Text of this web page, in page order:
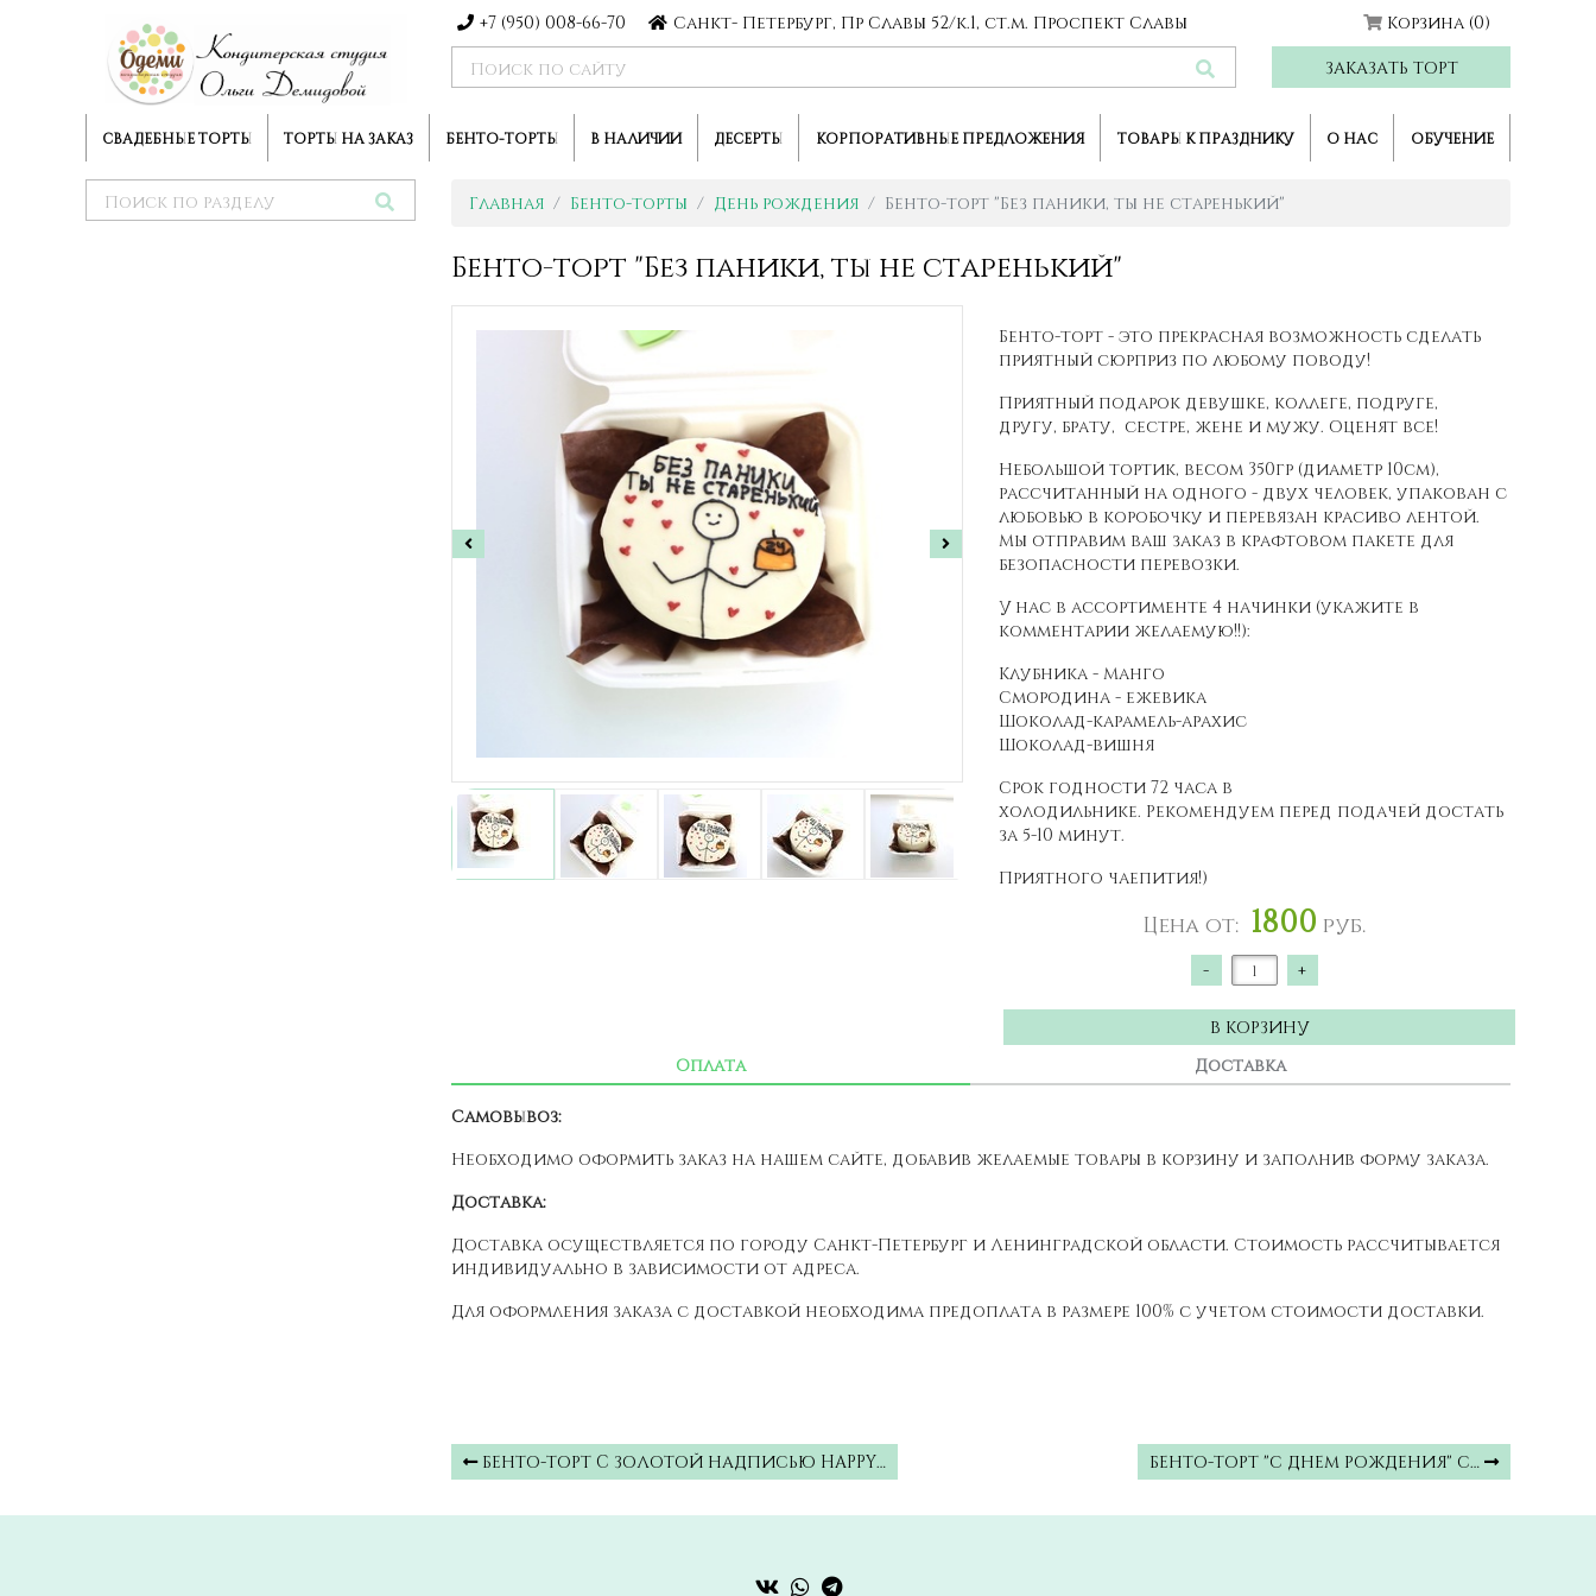
+7 (950) 008-66-70 Санкт- Петербург, Пр Славы 52/к.1, ст.м. Проспект Славы Корзина (0)
ЗАКАЗАТЬ ТОРТ
СВАДЕБНЫЕ ТОРТЫ ТОРТЫ НА ЗАКАЗ БЕНТО-ТОРТЫ В НАЛИЧИИ ДЕСЕРТЫ КОРПОРАТИВНЫЕ ПРЕДЛОЖЕНИЯ ТОВАРЫ К ПРАЗДНИКУ О НАС ОБУЧЕНИЕ
Главная Бенто-торты День рождения Бенто-торт "Без паники, ты не старенький"
Бенто-торт "Без паники, ты не старенький"
Бенто-торт - это прекрасная возможность сделать
приятный сюрприз по любому поводу!
Приятный подарок девушке, коллеге, подруге,
другу, брату, сестре, жене и мужу. Оценят все!
Небольшой тортик, весом 350гр (диаметр 10см),
рассчитанный на одного - двух человек, упакован с
любовью в коробочку и перевязан красиво лентой.
Мы отправим ваш заказ в крафтовом пакете для
безопасности перевозки.
У нас в ассортименте 4 начинки (укажите в
комментарии желаемую!!):
Клубника - Манго
Смородина - ежевика
Шоколад-карамель-арахис
Шоколад-вишня
Срок годности 72 часа в
холодильнике. Рекомендуем перед подачей достать
за 5-10 минут.
Приятного чаепития!)
Цена от: 1800 руб.
- +
В КОРЗИНУ
Оплата
Доставка
Самовывоз:
Необходимо оформить заказ на нашем сайте, добавив желаемые товары в корзину и заполнив форму заказа.
Доставка:
Доставка осуществляется по городу Санкт-Петербург и Ленинградской области. Стоимость рассчитывается
индивидуально в зависимости от адреса.
Для оформления заказа с доставкой необходима предоплата в размере 100% с учетом стоимости доставки.
БЕНТО-ТОРТ C ЗОЛОТОЙ НАДПИСЬЮ HAPPY… БЕНТО-ТОРТ "С ДНЕМ РОЖДЕНИЯ" С…